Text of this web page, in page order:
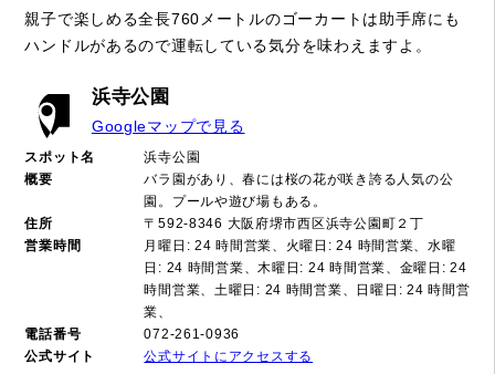
親子で楽しめる全長760メートルのゴーカートは助手席にも
ハンドルがあるので運転している気分を味わえますよ。
浜寺公園
Googleマップで見る
スポット名
浜寺公園
概要
バラ園があり、春には桜の花が咲き誇る人気の公
園。プールや遊び場もある。
住所
〒592-8346 大阪府堺市西区浜寺公園町２丁
営業時間
月曜日: 24 時間営業、火曜日: 24 時間営業、水曜
日: 24 時間営業、木曜日: 24 時間営業、金曜日: 24
時間営業、土曜日: 24 時間営業、日曜日: 24 時間営
業、
電話番号
072-261-0936
公式サイト
公式サイトにアクセスする